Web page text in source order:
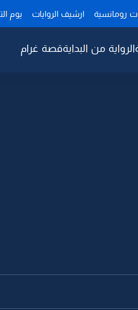
رومانسية ارشيف الروايات يوم
الرواية من البدايةقصة غرام